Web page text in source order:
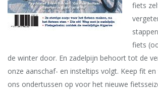
fiets
fiets
de winter door. En zadelpijn behoort tot de
onze aanschaf- en insteltips volgt. Keep fit
ons ondertussen op voor het nieuwe